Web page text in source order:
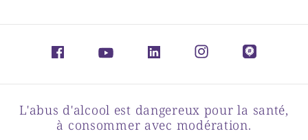
L'abus d'alcool est dangereux pour la santé,
à consommer avec modération.